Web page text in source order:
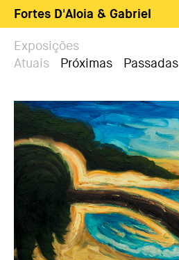
Fortes D'Aloia & Gabriel
Artistas
Exposições
Notícias
Shop FDAG
Sobre
Busca
Exposições
Atuais
Próximas Passadas